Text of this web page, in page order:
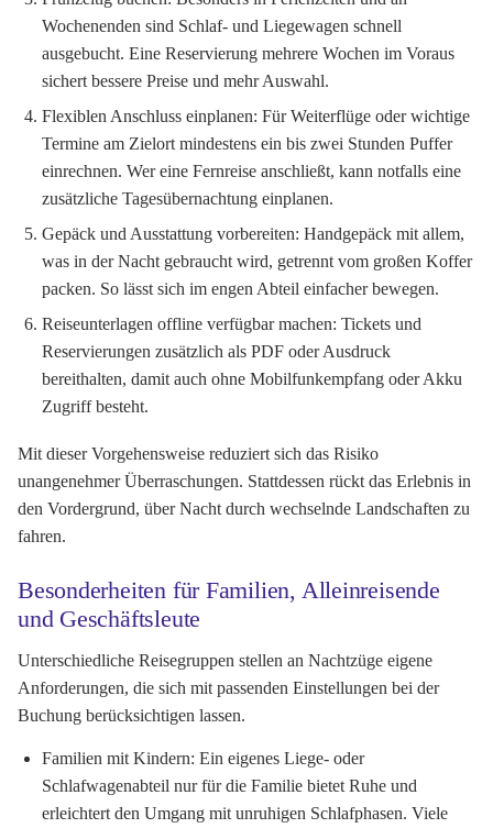
Wochenenden sind Schlaf- und Liegewagen schnell
ausgebucht. Eine Reservierung mehrere Wochen im Voraus
sichert bessere Preise und mehr Auswahl.
Flexiblen Anschluss einplanen: Für Weiterflüge oder wichtige
Termine am Zielort mindestens ein bis zwei Stunden Puffer
einrechnen. Wer eine Fernreise anschließt, kann notfalls eine
zusätzliche Tagesübernachtung einplanen.
Gepäck und Ausstattung vorbereiten: Handgepäck mit allem,
was in der Nacht gebraucht wird, getrennt vom großen Koffer
packen. So lässt sich im engen Abteil einfacher bewegen.
Reiseunterlagen offline verfügbar machen: Tickets und
Reservierungen zusätzlich als PDF oder Ausdruck
bereithalten, damit auch ohne Mobilfunkempfang oder Akku
Zugriff besteht.
Mit dieser Vorgehensweise reduziert sich das Risiko
unangenehmer Überraschungen. Stattdessen rückt das Erlebnis in
den Vordergrund, über Nacht durch wechselnde Landschaften zu
fahren.
Besonderheiten für Familien, Alleinreisende
und Geschäftsleute
Unterschiedliche Reisegruppen stellen an Nachtzüge eigene
Anforderungen, die sich mit passenden Einstellungen bei der
Buchung berücksichtigen lassen.
Familien mit Kindern: Ein eigenes Liege- oder
Schlafwagenabteil nur für die Familie bietet Ruhe und
erleichtert den Umgang mit unruhigen Schlafphasen. Viele